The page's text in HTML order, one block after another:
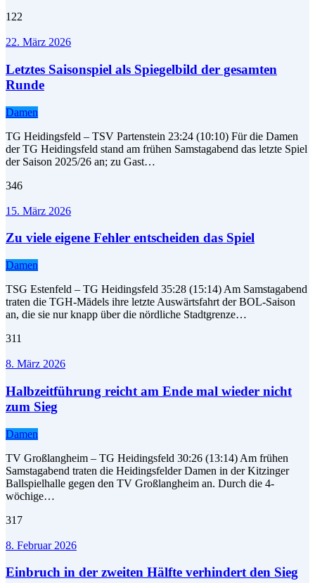
122
22. März 2026
Letztes Saisonspiel als Spiegelbild der gesamten
Runde
Damen
TG Heidingsfeld – TSV Partenstein 23:24 (10:10) Für die Damen
der TG Heidingsfeld stand am frühen Samstagabend das letzte Spiel
der Saison 2025/26 an; zu Gast…
346
15. März 2026
Zu viele eigene Fehler entscheiden das Spiel
Damen
TSG Estenfeld – TG Heidingsfeld 35:28 (15:14) Am Samstagabend
traten die TGH-Mädels ihre letzte Auswärtsfahrt der BOL-Saison
an, die sie nur knapp über die nördliche Stadtgrenze…
311
8. März 2026
Halbzeitführung reicht am Ende mal wieder nicht
zum Sieg
Damen
TV Großlangheim – TG Heidingsfeld 30:26 (13:14) Am frühen
Samstagabend traten die Heidingsfelder Damen in der Kitzinger
Ballspielhalle gegen den TV Großlangheim an. Durch die 4-
wöchige…
317
8. Februar 2026
Einbruch in der zweiten Hälfte verhindert den Sieg